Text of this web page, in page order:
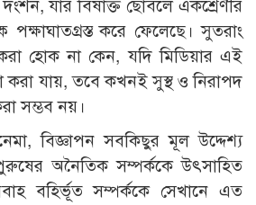
যার বিষাক্ত ছোবলে একশ্রেণীর
পক্ষাঘাতগ্রস্ত করে ফেলেছে। সুতরাং
হোক না কেন, যদি মিডিয়ার এই
করা যায়, তবে কখনই সুস্থ ও নিরাপদ
সম্ভব নয়।
বিজ্ঞাপন সবকিছুর মূল উদ্দেশ্য
অনৈতিক সম্পর্ককে উৎসাহিত
বহির্ভূত সম্পর্ককে সেখানে এত